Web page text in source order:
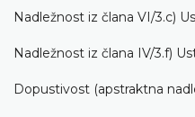
Nadležnost iz člana VI/3.c)
Nadležnost iz člana IV/3.f)
Dopustivost (apstraktna